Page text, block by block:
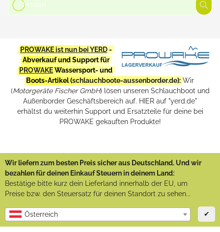
PROWAKE ist nun bei YERD-
Abverkauf und Support für
PROWAKEWassersport- und
Boots-Artikel (schlauchboote-aussenborder.de): Wir
(Motorgeräte Fischer GmbH) lösen unseren Schlauchboot und
Außenborder Geschäftsbereich auf. HIER auf "yerd.de"
erhältst du weiterhin Support und Ersatzteile für deine bei
PROWAKE gekauften Produkte!
Wir liefern zum besten Preis sicher aus Deutschland. Und wir
bezahlen für deinen Einkauf Steuern in deinem Land:
Bestätige bitte kurz dein Lieferland innerhalb der EU, um
Preise bzw. den Steuersatz für deinen Standort zu sehen...
Österreich ✔